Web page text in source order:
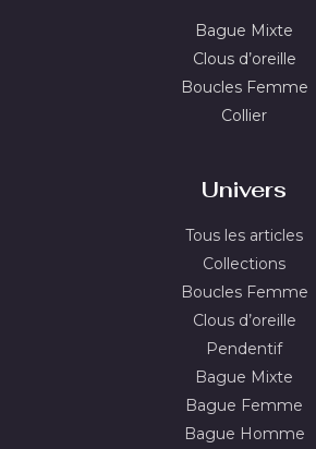
Bague Mixte
Clous d’oreille
Boucles Femme
Collier
Univers
Tous les articles
Collections
Boucles Femme
Clous d’oreille
Pendentif
Bague Mixte
Bague Femme
Bague Homme